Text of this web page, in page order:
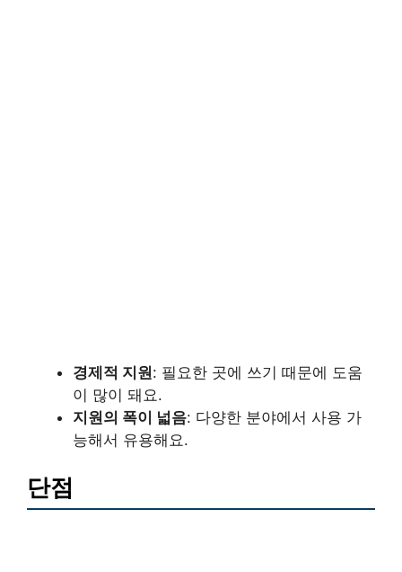
경제적 지원: 필요한 곳에 쓰기 때문에 도움
이 많이 돼요.
지원의 폭이 넓음: 다양한 분야에서 사용 가
능해서 유용해요.
단점